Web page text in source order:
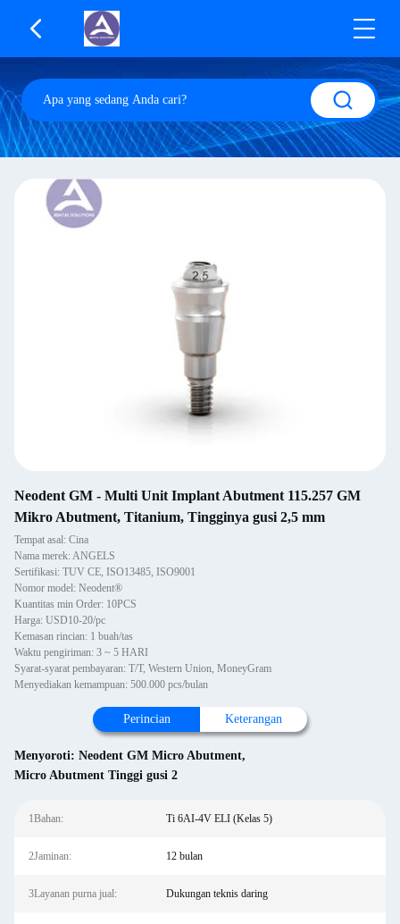
Neodent GM - Multi Unit Implant Abutment 115.257 GM
Mikro Abutment, Titanium, Tingginya gusi 2,5 mm
Tempat asal: Cina
Nama merek: ANGELS
Sertifikasi: TUV CE, ISO13485, ISO9001
Nomor model: Neodent®
Kuantitas min Order: 10PCS
Harga: USD10-20/pc
Kemasan rincian: 1 buah/tas
Waktu pengiriman: 3 ~ 5 HARI
Syarat-syarat pembayaran: T/T, Western Union, MoneyGram
Menyediakan kemampuan: 500.000 pcs/bulan
Perincian Keterangan
Menyoroti: Neodent GM Micro Abutment,
Micro Abutment Tinggi gusi 2
1Bahan: Ti 6AI-4V ELI (Kelas 5)
2Jaminan: 12 bulan
3Layanan purna jual: Dukungan teknis daring